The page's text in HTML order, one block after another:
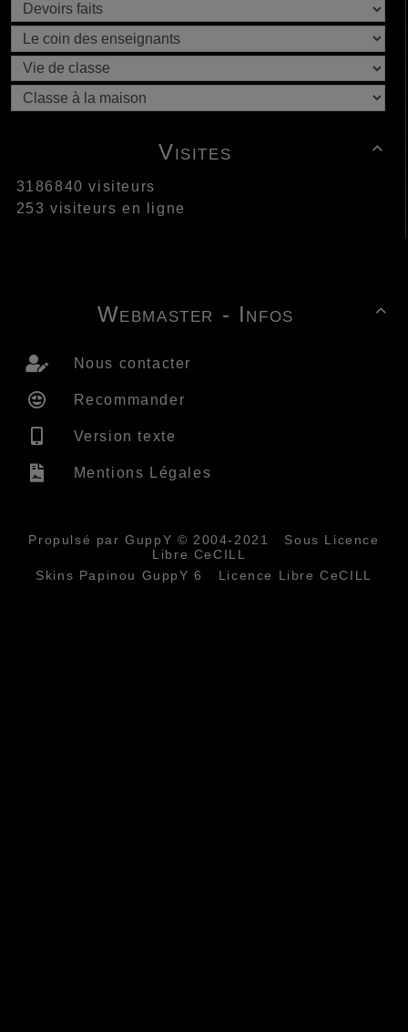

Visites
3186840 visiteurs
253 visiteurs en ligne

Webmaster - Infos
Nous contacter
Recommander
Version texte
Mentions Légales
Propulsé par GuppY © 2004-2021
Sous Licence
Libre CeCILL
Skins Papinou GuppY 6
Licence Libre CeCILL